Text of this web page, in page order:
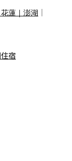
花蓮 澎湖
宿